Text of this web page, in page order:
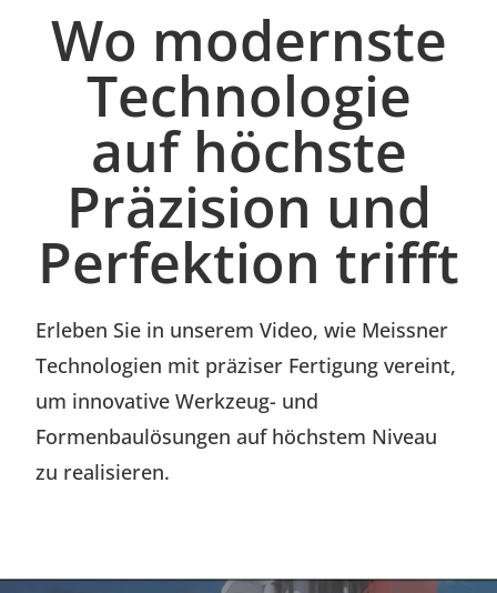
Wo modernste
Technologie
auf höchste
Präzision und
Perfektion trifft
Erleben Sie in unserem Video, wie Meissner
Technologien mit präziser Fertigung vereint,
um innovative Werkzeug- und
Formenbaulösungen auf höchstem Niveau
zu realisieren.